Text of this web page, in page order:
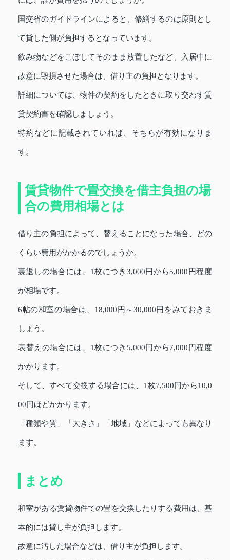
国交省のガイドラインによると、修繕するのは原則とし
て貸した側が負担するとなっています。
飲み物などをこぼしてそのまま放置したなど、入居中に
故意に毀損させた場合は、借り主の負担となります。
詳細については、物件の契約をしたときに取り交わす賃
貸契約書を確認しましょう。
特約などに記載されていれば、そちらが有効になりま
す。
賃貸物件で畳交換を借主負担の場
合の費用相場とは
借り主の負担によって、替えることになった場合、どの
くらい費用がかかるのでしょうか。
裏返しの場合には、1枚につき3,000円から5,000円程度
が相場です。
6帖の和室の場合は、18,000円～30,000円をみておきま
しょう。
表替えの場合には、1枚につき5,000円から7,000円程度
かかります。
そして、すべて交換する場合には、1枚7,500円から10,0
00円ほどかかります。
「種類や質」「大きさ」「地域」などによっても異なり
ます。
まとめ
和室がある賃貸物件での畳を交換したりする費用は、基
本的には貸し主が負担します。
故意に汚した場合などは、借り主が負担します。